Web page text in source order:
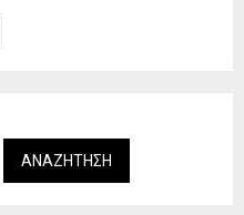
ΑΝΑΖΉΤΗΣΗ